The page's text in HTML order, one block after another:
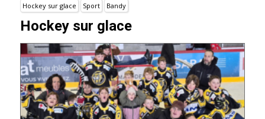
Hockey sur glace Sport Bandy
Hockey sur glace